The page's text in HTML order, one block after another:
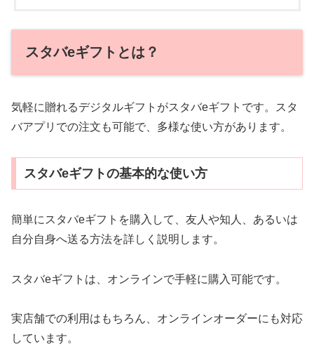
スタバeギフトとは？
気軽に贈れるデジタルギフトがスタバeギフトです。スタ
バアプリでの注文も可能で、多様な使い方があります。
スタバeギフトの基本的な使い方
簡単にスタバeギフトを購入して、友人や知人、あるいは
自分自身へ送る方法を詳しく説明します。
スタバeギフトは、オンラインで手軽に購入可能です。
実店舗での利用はもちろん、オンラインオーダーにも対応
しています。